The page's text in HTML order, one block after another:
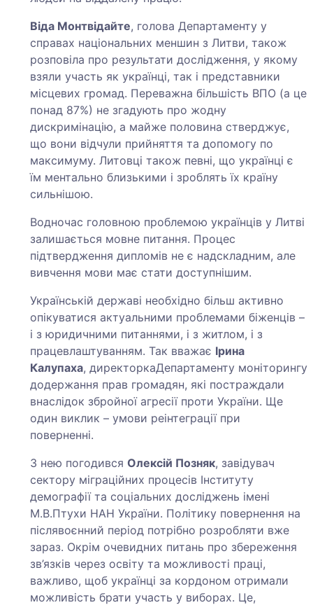
Віда Монтвідайте, голова Департаменту у
справах національних меншин з Литви, також
розповіла про результати дослідження, у якому
взяли участь як українці, так і представники
місцевих громад. Переважна більшість ВПО (а це
понад 87%) не згадують про жодну
дискримінацію, а майже половина стверджує,
що вони відчули прийняття та допомогу по
максимуму. Литовці також певні, що українці є
їм ментально близькими і зроблять їх країну
сильнішою.
Водночас головною проблемою українців у Литві
залишається мовне питання. Процес
підтвердження дипломів не є надскладним, але
вивчення мови має стати доступнішим.
Українській державі необхідно більш активно
опікуватися актуальними проблемами біженців –
і з юридичними питаннями, і з житлом, і з
працевлаштуванням. Так вважає Ірина
Калупаха, директоркаДепартаменту моніторингу
додержання прав громадян, які постраждали
внаслідок збройної агресії проти України. Ще
один виклик – умови реінтеграції при
поверненні.
З нею погодивсяОлексій Позняк, завідувач
сектору міграційних процесів Інституту
демографії та соціальних досліджень імені
М.В.Птухи НАН України. Політику повернення на
післявоєнний період потрібно розробляти вже
зараз. Окрім очевидних питань про збереження
зв’язків через освіту та можливості праці,
важливо, щоб українці за кордоном отримали
можливість брати участь у виборах. Це,